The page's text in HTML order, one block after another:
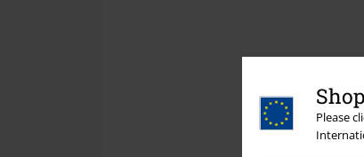
Please